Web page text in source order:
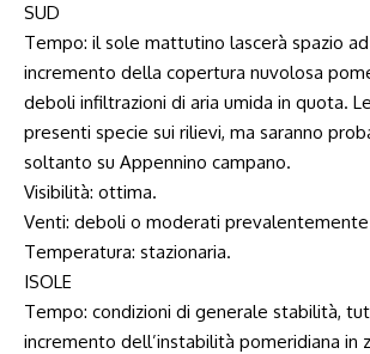
SUD
Tempo: il sole mattutino lascerà spazio
incremento della copertura nuvolosa
deboli infiltrazioni di aria umida in quota.
presenti specie sui rilievi, ma saranno
soltanto su Appennino campano.
Visibilità: ottima.
Venti: deboli o moderati
Temperatura: stazionaria.
ISOLE
Tempo: condizioni di generale stabilità,
incremento dell’instabilità pomeridiana in